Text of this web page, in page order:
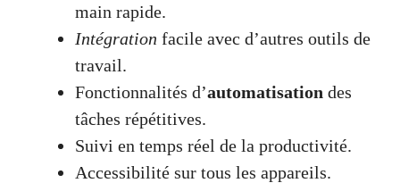
main rapide.
Intégration facile avec d’autres outils de
travail.
Fonctionnalités d’automatisation des
tâches répétitives.
Suivi en temps réel de la productivité.
Accessibilité sur tous les appareils.